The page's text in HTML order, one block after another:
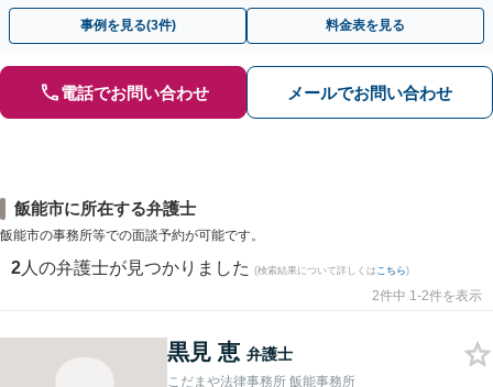
可】【夜間・休日面談可】【関東エリア対応】
事例を見る(3件) 料金表を見る
電話でお問い合わせ メールでお問い合わせ
飯能市に所在する弁護士
飯能市の事務所等での面談予約が可能です。
2 人の弁護士が見つかりました (検索結果について詳しくは こちら)
2件中 1-2件を表示
黒見 恵 弁護士
こだまや法律事務所 飯能事務所